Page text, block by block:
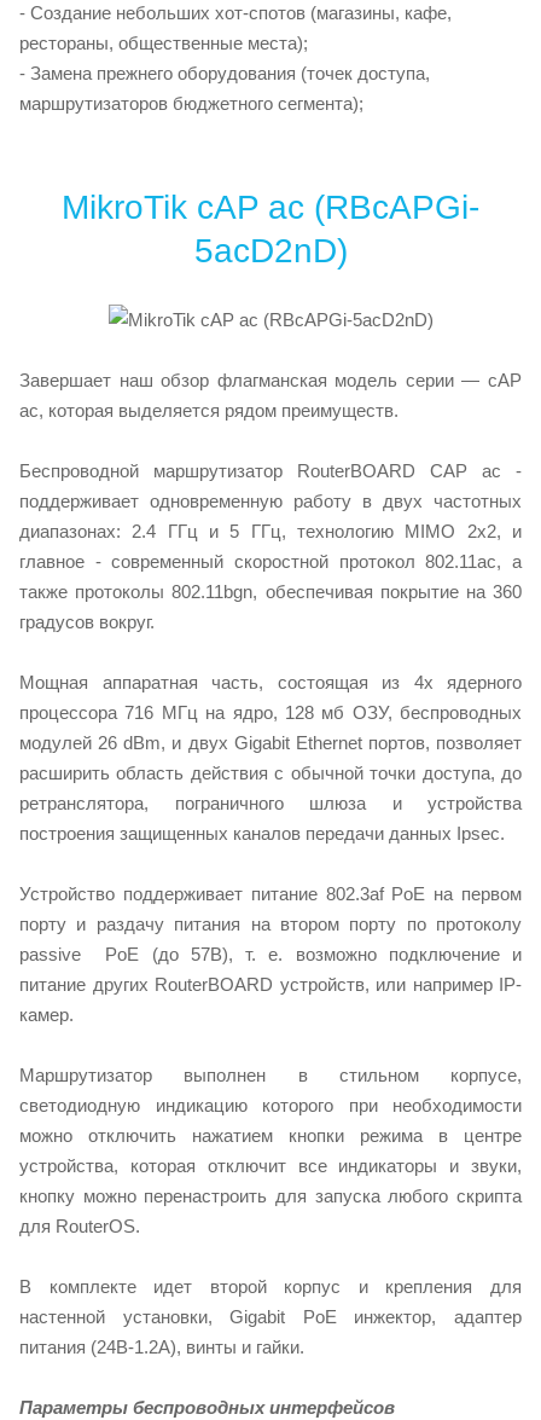
- Создание небольших хот-спотов (магазины, кафе,
рестораны, общественные места);
- Замена прежнего оборудования (точек доступа,
маршрутизаторов бюджетного сегмента);
MikroTik cAP ac (RBcAPGi-
5acD2nD)
Завершает наш обзор флагманская модель серии — cAP
ac, которая выделяется рядом преимуществ.
Беспроводной маршрутизатор RouterBOARD CAP ac -
поддерживает одновременную работу в двух частотных
диапазонах: 2.4 ГГц и 5 ГГц, технологию MIMO 2x2, и
главное - современный скоростной протокол 802.11ac, а
также протоколы 802.11bgn, обеспечивая покрытие на 360
градусов вокруг.
Мощная аппаратная часть, состоящая из 4х ядерного
процессора 716 МГц на ядро, 128 мб ОЗУ, беспроводных
модулей 26 dBm, и двух Gigabit Ethernet портов, позволяет
расширить область действия с обычной точки доступа, до
ретранслятора, пограничного шлюза и устройства
построения защищенных каналов передачи данных Ipsec.
Устройство поддерживает питание 802.3af PoE на первом
порту и раздачу питания на втором порту по протоколу
passive PoE (до 57В), т. е. возможно подключение и
питание других RouterBOARD устройств, или например IP-
камер.
Маршрутизатор выполнен в стильном корпусе,
светодиодную индикацию которого при необходимости
можно отключить нажатием кнопки режима в центре
устройства, которая отключит все индикаторы и звуки,
кнопку можно перенастроить для запуска любого скрипта
для RouterOS.
В комплекте идет второй корпус и крепления для
настенной установки, Gigabit PoE инжектор, адаптер
питания (24В-1.2А), винты и гайки.
Параметры беспроводных интерфейсов